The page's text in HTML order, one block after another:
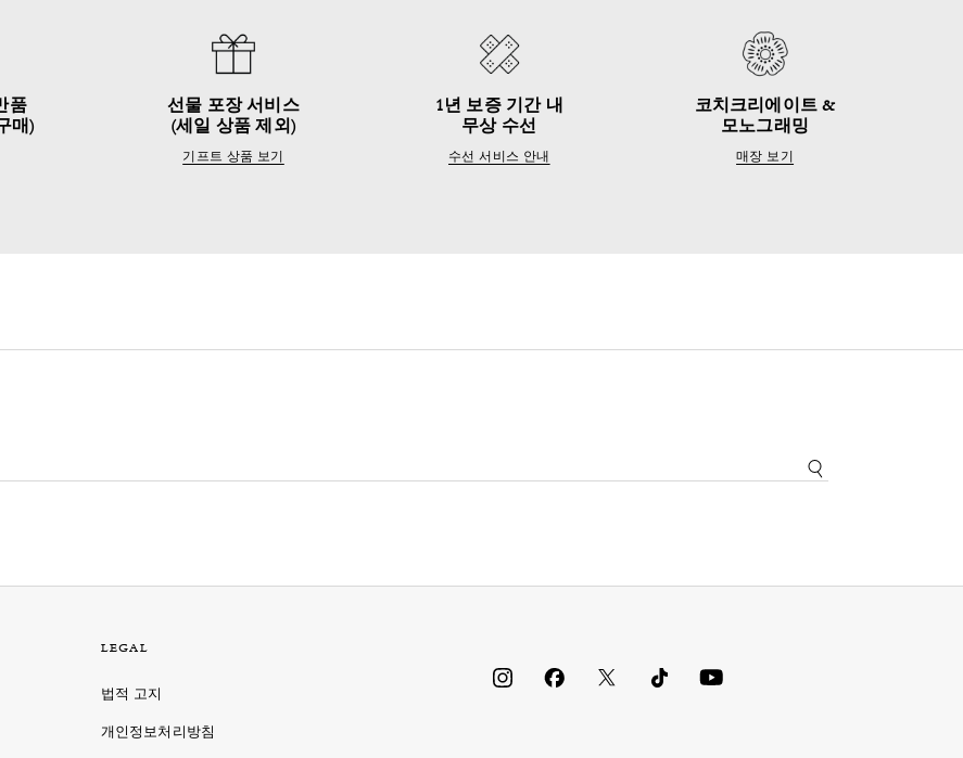
품
매)
선물 포장 서비스
(세일 상품 제외)
기프트 상품 보기
1년 보증 기간 내
무상 수선
수선 서비스 안내
코치크리에이트 &
모노그래밍
매장 보기
LEGAL
법적 고지
개인정보처리방침